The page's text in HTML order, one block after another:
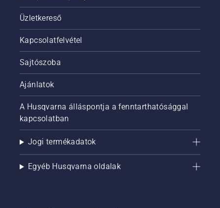
Üzletkereső
Kapcsolatfelvétel
Sajtószoba
Ajánlatok
A Husqvarna álláspontja a fenntarthatósággal
kapcsolatban
Jogi termékadatok
Egyéb Husqvarna oldalak